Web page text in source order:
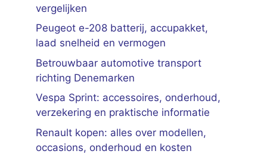
vergelijken
Peugeot e-208 batterij, accupakket,
laad snelheid en vermogen
Betrouwbaar automotive transport
richting Denemarken
Vespa Sprint: accessoires, onderhoud,
verzekering en praktische informatie
Renault kopen: alles over modellen,
occasions, onderhoud en kosten